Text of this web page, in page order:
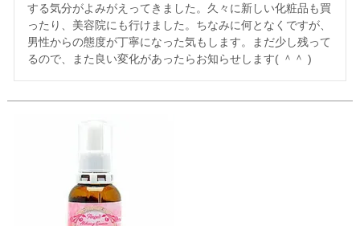
する気分がよみがえってきました。久々に新しい化粧品も買
ったり、美容院にも行けました。ちなみに何となくですが、
男性からの態度が丁寧になった気もします。まだ少し残って
るので、また良い変化があったらお知らせします( ＾＾ )